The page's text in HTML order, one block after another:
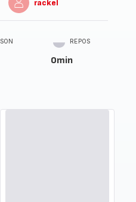
rackel
REPOS
0min